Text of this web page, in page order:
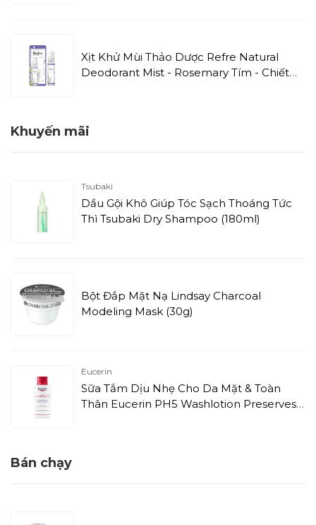
Xịt Khử Mùi Thảo Dược Refre Natural
Deodorant Mist - Rosemary Tím - Chiết
Khuyến mãi
Tsubaki
Dầu Gội Khô Giúp Tóc Sạch Thoáng Tức
Thì Tsubaki Dry Shampoo (180ml)
Bột Đắp Mặt Nạ Lindsay Charcoal
Modeling Mask (30g)
Eucerin
Sữa Tắm Dịu Nhẹ Cho Da Mặt & Toàn
Thân Eucerin PH5 Washlotion Preserves
Bán chạy